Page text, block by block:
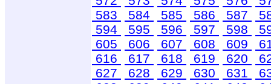
583
584 585 586 587
594
595 596 597 598
605
606 607 608 609
616
617 618 619 620
627
628 629 630 631